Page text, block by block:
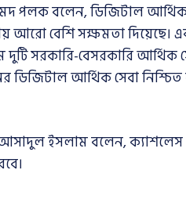
পলক বলেন, ডিজিটাল
আরো বেশি সক্ষমতা দিয়েছে।
সরকারি-বেসরকারি আর্থিক
ডিজিটাল আর্থিক সেবা
আসাদুল ইসলাম বলেন, ক্যাশলেস